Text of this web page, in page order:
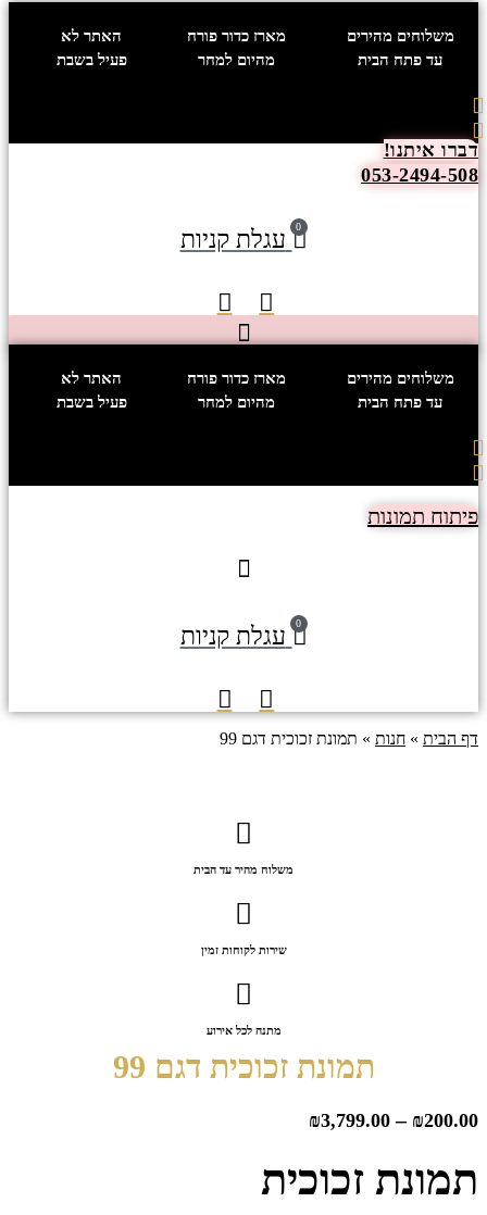
משלוחים מהירים
עד פתח הבית
מארז כדור פורח
מהיום למחר
האתר לא
פעיל בשבת
דברו איתנו!
053-2494-508
0 עגלת קניות
משלוחים מהירים
עד פתח הבית
מארז כדור פורח
מהיום למחר
האתר לא
פעיל בשבת
פיתוח תמונות
0 עגלת קניות
דף הבית»חנות»תמונת זכוכית דגם 99
משלוח מהיר עד הבית
שירות לקוחות זמין
מתנה לכל אירוע
תמונת זכוכית דגם 99
₪200.00
–
₪3,799.00
תמונת זכוכית